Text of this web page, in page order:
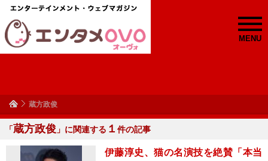
MENU
蔵方政俊
「蔵方政俊 」に関連する １ 件の記事
伊藤淳史、猫の名演技を絶賛「本当